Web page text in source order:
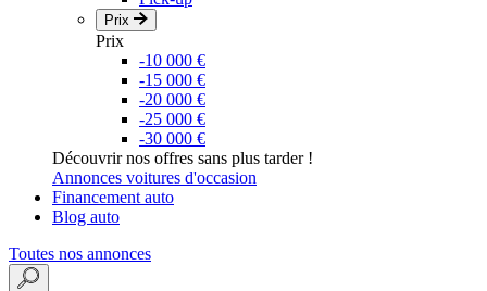
Prix
Prix
-10 000 €
-15 000 €
-20 000 €
-25 000 €
-30 000 €
Découvrir nos offres sans plus tarder !
Annonces voitures d'occasion
Financement auto
Blog auto
Toutes nos annonces